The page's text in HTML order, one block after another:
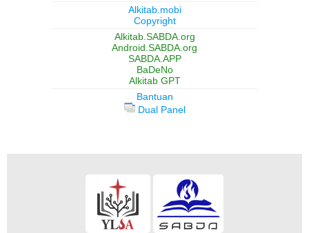
Alkitab.mobi
Copyright
Alkitab.SABDA.org
Android.SABDA.org
SABDA.APP
BaDeNo
Alkitab GPT
Bantuan
Dual Panel